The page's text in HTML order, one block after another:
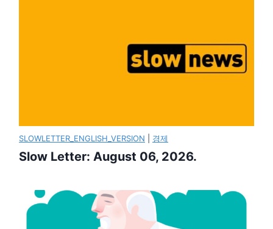
SLOWLETTER_ENGLISH_VERSION 경제
Slow Letter: August 06, 2026.